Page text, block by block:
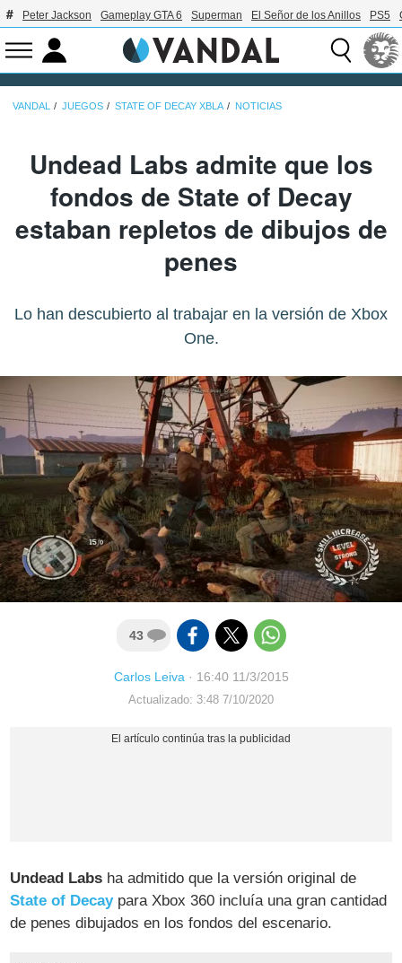
Peter Jackson Gameplay GTA 6 Superman El Señor de los Anillos PS5
VANDAL JUEGOS STATE OF DECAY XBLA NOTICIAS
Undead Labs admite que los
fondos de State of Decay
estaban repletos de dibujos de
penes
Lo han descubierto al trabajar en la versión de Xbox
One.
43
Carlos Leiva· 16:40 11/3/2015
Actualizado: 3:48 7/10/2020
Undead Labs ha admitido que la versión original de
State of Decaypara Xbox 360 incluía una gran cantidad
de penes dibujados en los fondos del escenario.